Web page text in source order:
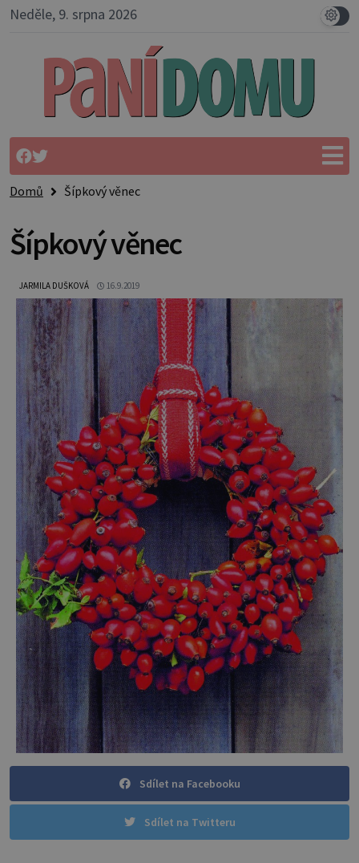
Neděle, 9. srpna 2026
Domů Šípkový věnec
Šípkový věnec
JARMILA DUŠKOVÁ 16.9.2019
Sdílet na Facebooku
Sdílet na Twitteru